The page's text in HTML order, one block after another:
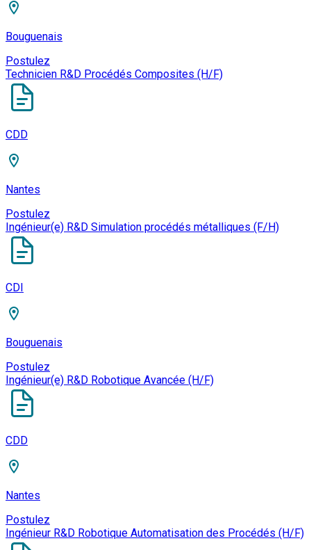
Bouguenais
Postulez
Technicien R&D Procédés Composites (H/F)
CDD
Nantes
Postulez
Ingénieur(e) R&D Simulation procédés métalliques (F/H)
CDI
Bouguenais
Postulez
Ingénieur(e) R&D Robotique Avancée (H/F)
CDD
Nantes
Postulez
Ingénieur R&D Robotique Automatisation des Procédés (H/F)